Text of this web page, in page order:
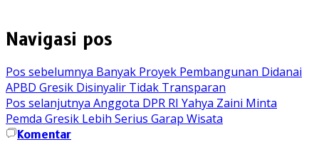
Navigasi pos
Pos sebelumnya Banyak Proyek Pembangunan Didanai
APBD Gresik Disinyalir Tidak Transparan
Pos selanjutnya Anggota DPR RI Yahya Zaini Minta
Pemda Gresik Lebih Serius Garap Wisata
Komentar